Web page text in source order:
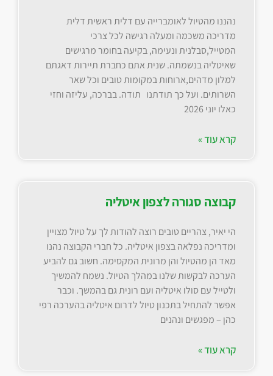
נהננו מהטיול לאומברייה עם דלית ראשית דלית
מדריכה משכמה ומעלה רגישה לכל צרכי
המטייל,סבלנית ונעימה, בקיעה בחומר מרגישים
שאיטליה בנשמתה. שנית אתם כחברת תיירות דאגתם
למלון מדהים,ארוחות במקומות טובים וכל שאר
השרותים. ועל כך תודתנו תודה. בברכה, עליזה וחזי
כאלו יוני 2026
קרא עוד »
קבוצה סגורה לצפון איטליה
הי יאיר, צהריים טובים רוצה להודות לך על טיול מצויין
ומדריכה נפלאה בצפון איטליה. כל חברי הקבוצה נהנו
מאד הן מהטיול והן מרונית המקסימה. חשוב גם להביע
הערכה לבקשות שלנו במהלך הטיול. נשמח להמשיך
ולטייל עם סולו איטליה ועם רונית גם בהמשך. וכבר
אפשר להתחיל בתכנון טיול לדרום איטליה בהערכה רפי
כהן – מפגשים ונהנים
קרא עוד »